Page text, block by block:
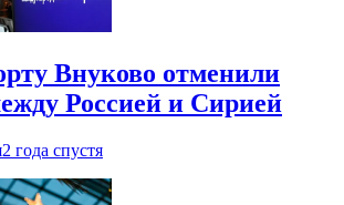
Внуково отменили
Россией и Сирией
2 года спустя